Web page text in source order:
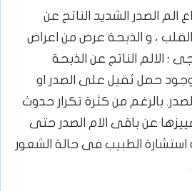
الم الصدر الشديد الناتج عن
، و الذبحة عرض من اعراض
؛ الالم الناتج عن الذبحة
حمل ثقيل على الصدر او
بالرغم من كثرة تكرار حدوث
عن باقى الام الصدر حتى
استشارة الطبيب فى حالة الشعور